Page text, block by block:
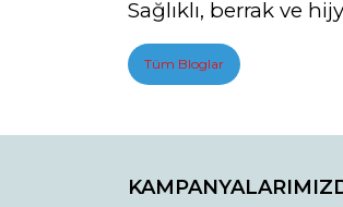
Sağlıklı, berrak ve
Tüm Bloglar